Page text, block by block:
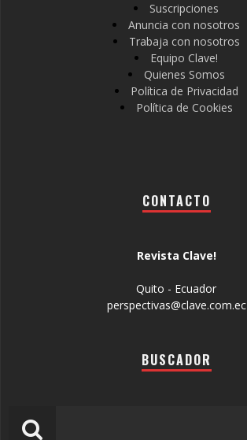
Suscripciones
Anuncia con nosotros
Trabaja con nosotros
Equipo Clave!
Quienes Somos
Política de Privacidad
Política de Cookies
CONTACTO
Revista Clave!
Quito - Ecuador
perspectivas@clave.com.ec
BUSCADOR